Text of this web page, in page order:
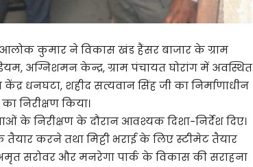
आलोक कुमार ने विकास खंड हैंसर बाजार के ग्राम
अग्निशमन केन्द्र, ग्राम पंचायत घोरांग में अवस्थित
धनघटा, शहीद सत्यवान सिंह जी का निर्माणाधीन
निरीक्षण किया।
के निरीक्षण के दौरान आवश्यक दिशा-निर्देश दिए।
करने तथा मिट्टी भराई के लिए स्टीमेट तैयार
सरोवर और मनरेगा पार्क के विकास की सराहना